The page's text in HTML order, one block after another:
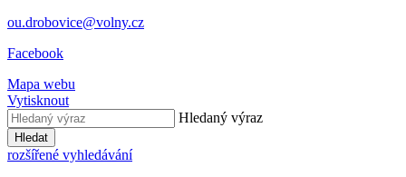
ou.drobovice@volny.cz
Facebook
Mapa webu
Vytisknout
Hledaný výraz
Hledat
rozšířené vyhledávání